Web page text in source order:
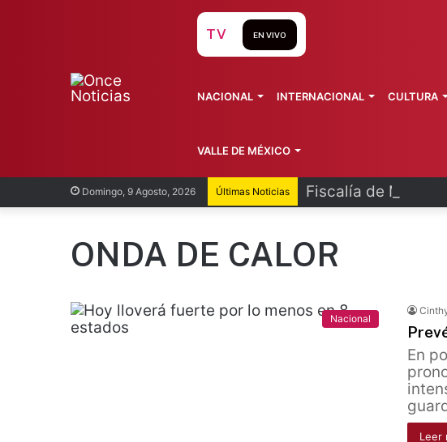
Domingo, 9 Agosto, 2026 Últimas Noticias Fiscalía de
TV EN VIVO
NACIONAL INTERNACIONAL CULTURA
VALLE DE MÉXICO
ONDA DE CALOR
Nacional
En
Leer